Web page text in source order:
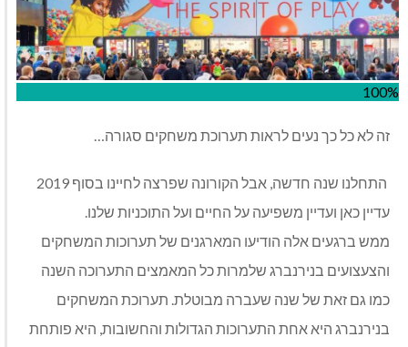
100%
זה לא כל כך נעים לראות תערוכת משחקים סגורה…
התחלנו שנה חדשה, אבל הקורונה שפרצה לחיינו בסוף 2019
עדיין כאן ועדיין משפיעה על החיים ועל התוכניות שלנו.
ממש ברגעים אלה הודיעו המארגנים של תערוכות המשחקים
והצעצועים בנירנברג שלמרות כל המאמצים התערוכה השנה
כמו גם זאת של שנה שעברה מבוטלת. תערוכת המשחקים
בנירנברג היא אחת התערוכות הגדולות והחשובות, היא פותחת